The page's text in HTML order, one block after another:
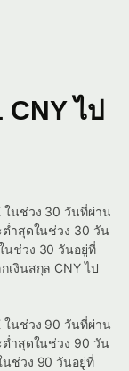
ไป
ในช่วง 30 วันที่ผ่าน
ต่ำสุดในช่วง 30 วัน
นช่วง 30 วันอยู่ที่
เงินสกุล CNY ไป
ในช่วง 90 วันที่ผ่าน
ต่ำสุดในช่วง 90 วัน
นช่วง 90 วันอยู่ที่